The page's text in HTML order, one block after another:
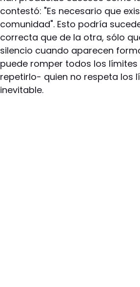
contestó: "Es necesario que
comunidad". Esto podría
correcta que de la otra, sólo
silencio cuando aparecen
puede romper todos los
repetirlo- quien no respeta los
inevitable.